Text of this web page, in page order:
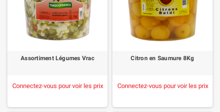
Assortiment Légumes Vrac
Connectez-vous pour voir les prix
Citron en Saumure 8Kg
Connectez-vous pour voir les prix